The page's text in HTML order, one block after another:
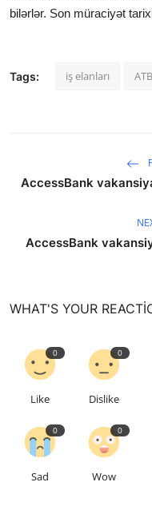
bilərlər. Son müraciyət
Tags: iş elanları
AccessBank
AccessBank
WHAT'S YOUR
0
Like
0
Dislike
0
Sad
0
Wow